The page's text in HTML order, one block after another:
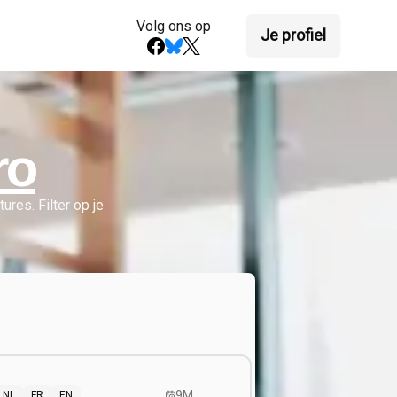
Volg ons op Je profiel
Filter op je